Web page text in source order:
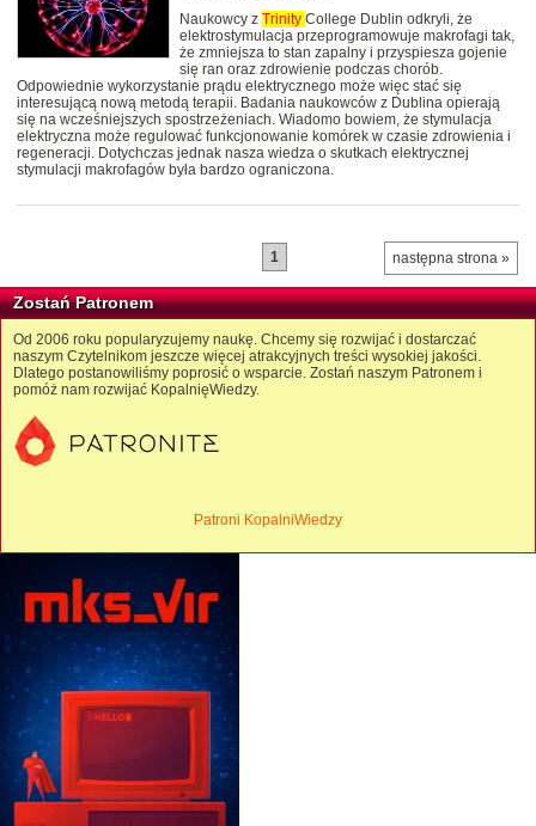
Naukowcy z Trinity College Dublin odkryli, że
elektrostymulacja przeprogramowuje makrofagi tak,
że zmniejsza to stan zapalny i przyspiesza gojenie
się ran oraz zdrowienie podczas chorób.
Odpowiednie wykorzystanie prądu elektrycznego może więc stać się
interesującą nową metodą terapii. Badania naukowców z Dublina opierają
się na wcześniejszych spostrzeżeniach. Wiadomo bowiem, że stymulacja
elektryczna może regulować funkcjonowanie komórek w czasie zdrowienia i
regeneracji. Dotychczas jednak nasza wiedza o skutkach elektrycznej
stymulacji makrofagów była bardzo ograniczona.
następna strona »
1
Zostań Patronem
Od 2006 roku popularyzujemy naukę. Chcemy się rozwijać i dostarczać
naszym Czytelnikom jeszcze więcej atrakcyjnych treści wysokiej jakości.
Dlatego postanowiliśmy poprosić o wsparcie. Zostań naszym Patronem i
pomóż nam rozwijać KopalnięWiedzy.
Patroni KopalniWiedzy